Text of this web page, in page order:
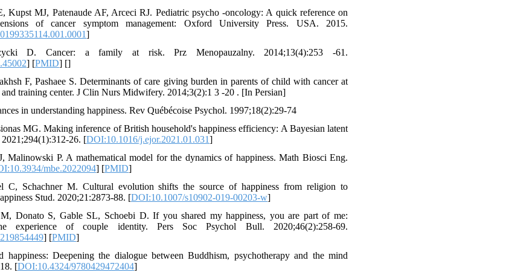
Kupst MJ, Patenaude AF, Arceci RJ. Pediatric psycho -oncology: A quick reference on
of cancer symptom management: Oxford University Press. USA. 2015.
]
D. Cancer: a family at risk. Prz Menopauzalny. 2014;13(4):253 -61.
] [PMID] []
F, Pashaee S. Determinants of care giving burden in parents of child with cancer at
training center. J Clin Nurs Midwifery. 2014;3(2):1 3 -20 . [In Persian]
in understanding happiness. Rev Québécoise Psychol. 1997;18(2):29-74
MG. Making inference of British household's happiness efficiency: A Bayesian latent
26. [DOI:10.1016/j.ejor.2021.01.031]
Malinowski P. A mathematical model for the dynamics of happiness. Math Biosci Eng.
mbe.2022094] [PMID]
C, Schachner M. Cultural evolution shifts the source of happiness from religion to
Stud. 2020;21:2873-88. [DOI:10.1007/s10902-019-00203-w]
Donato S, Gable SL, Schoebi D. If you shared my happiness, you are part of me:
experience of couple identity. Pers Soc Psychol Bull. 2020;46(2):258-69.
] [PMID]
happiness: Deepening the dialogue between Buddhism, psychotherapy and the mind
[DOI:10.4324/9780429472404]